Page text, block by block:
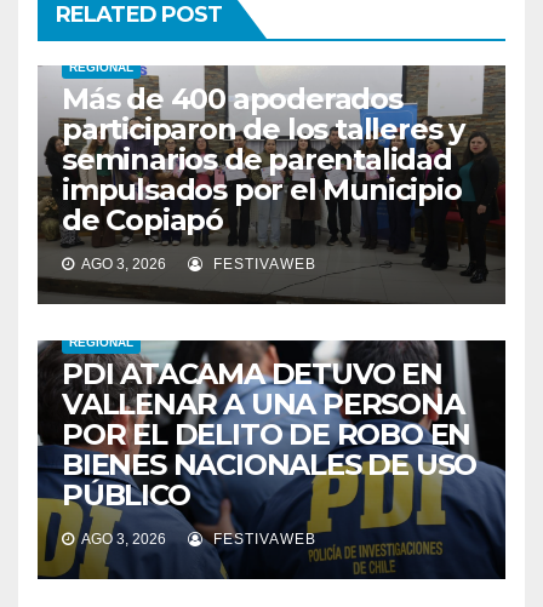
RELATED POST
REGIONAL
Más de 400 apoderados
participaron de los talleres y
seminarios de parentalidad
impulsados por el Municipio
de Copiapó
AGO 3, 2026 FESTIVAWEB
REGIONAL
PDI ATACAMA DETUVO EN
VALLENAR A UNA PERSONA
POR EL DELITO DE ROBO EN
BIENES NACIONALES DE USO
PÚBLICO
AGO 3, 2026 FESTIVAWEB